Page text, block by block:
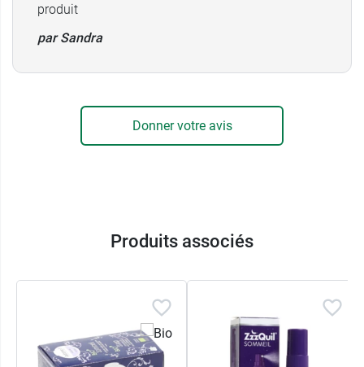
produit
par Sandra
Donner votre avis
Produits associés